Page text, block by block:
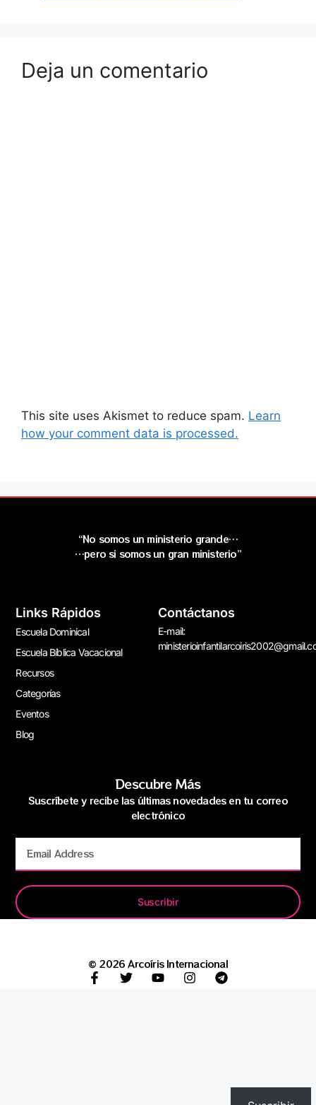
Deja un comentario
This site uses Akismet to reduce spam. Learn
how your comment data is processed.
“No somos un ministerio grande…
…pero si somos un gran ministerio”
Links Rápidos
Escuela Dominical
Escuela Bíblica Vacacional
Recursos
Categorías
Eventos
Blog
Contáctanos
E-mail:
Descubre Más
Suscríbete y recibe las últimas novedades en tu correo
electrónico
Suscribir
© 2026 Arcoíris Internacional